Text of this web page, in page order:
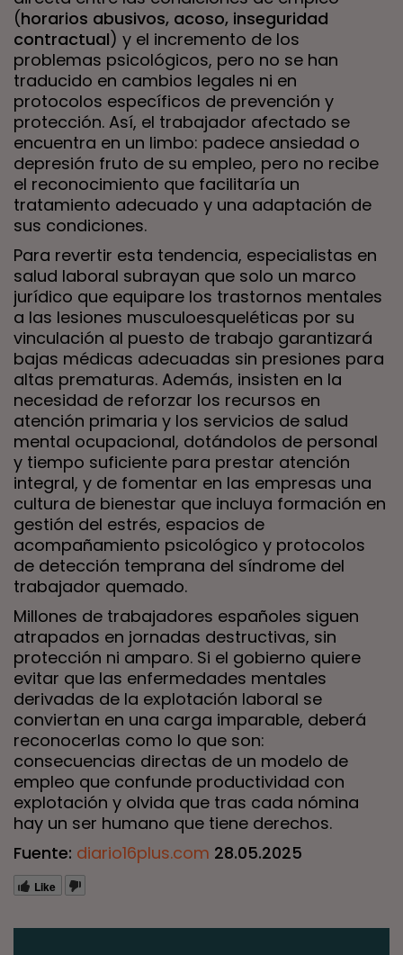
(horarios abusivos, acoso, inseguridad
contractual) y el incremento de los
problemas psicológicos, pero no se han
traducido en cambios legales ni en
protocolos específicos de prevención y
protección. Así, el trabajador afectado se
encuentra en un limbo: padece ansiedad o
depresión fruto de su empleo, pero no recibe
el reconocimiento que facilitaría un
tratamiento adecuado y una adaptación de
sus condiciones.
Para revertir esta tendencia, especialistas en
salud laboral subrayan que solo un marco
jurídico que equipare los trastornos mentales
a las lesiones musculoesqueléticas por su
vinculación al puesto de trabajo garantizará
bajas médicas adecuadas sin presiones para
altas prematuras. Además, insisten en la
necesidad de reforzar los recursos en
atención primaria y los servicios de salud
mental ocupacional, dotándolos de personal
y tiempo suficiente para prestar atención
integral, y de fomentar en las empresas una
cultura de bienestar que incluya formación en
gestión del estrés, espacios de
acompañamiento psicológico y protocolos
de detección temprana del síndrome del
trabajador quemado.
Millones de trabajadores españoles siguen
atrapados en jornadas destructivas, sin
protección ni amparo. Si el gobierno quiere
evitar que las enfermedades mentales
derivadas de la explotación laboral se
conviertan en una carga imparable, deberá
reconocerlas como lo que son:
consecuencias directas de un modelo de
empleo que confunde productividad con
explotación y olvida que tras cada nómina
hay un ser humano que tiene derechos.
Fuente: diario16plus.com 28.05.2025
Like